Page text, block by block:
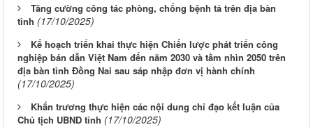
Tăng cường công tác phòng, chống bệnh tả trên địa bàn
tỉnh (17/10/2025)
Kế hoạch triển khai thực hiện Chiến lược phát triển công
nghiệp bán dẫn Việt Nam đến năm 2030 và tầm nhìn 2050 trên
địa bàn tỉnh Đồng Nai sau sáp nhập đơn vị hành chính
(17/10/2025)
Khẩn trương thực hiện các nội dung chỉ đạo kết luận của
Chủ tịch UBND tỉnh (17/10/2025)